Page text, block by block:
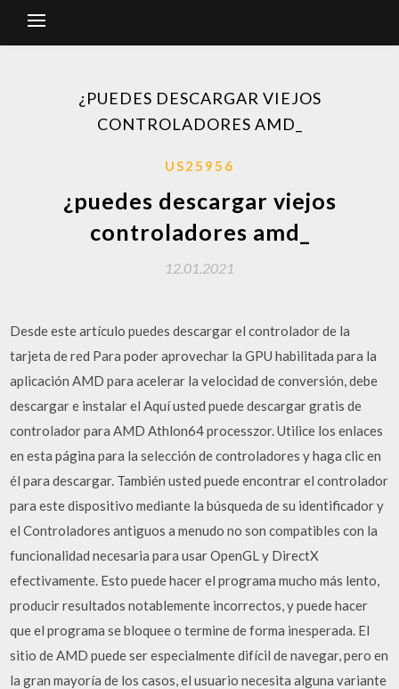
¿PUEDES DESCARGAR VIEJOS
CONTROLADORES AMD_
US25956
¿puedes descargar viejos
controladores amd_
12.01.2021
Desde este artículo puedes descargar el controlador de la
tarjeta de red Para poder aprovechar la GPU habilitada para la
aplicación AMD para acelerar la velocidad de conversión, debe
descargar e instalar el Aquí usted puede descargar gratis de
controlador para AMD Athlon64 processzor. Utilice los enlaces
en esta página para la selección de controladores y haga clic en
él para descargar. También usted puede encontrar el controlador
para este dispositivo mediante la búsqueda de su identificador y
el Controladores antiguos a menudo no son compatibles con la
funcionalidad necesaria para usar OpenGL y DirectX
efectivamente. Esto puede hacer el programa mucho más lento,
producir resultados notablemente incorrectos, y puede hacer
que el programa se bloquee o termine de forma inesperada. El
sitio de AMD puede ser especialmente difícil de navegar, pero en
la gran mayoría de los casos, el usuario necesita alguna variante